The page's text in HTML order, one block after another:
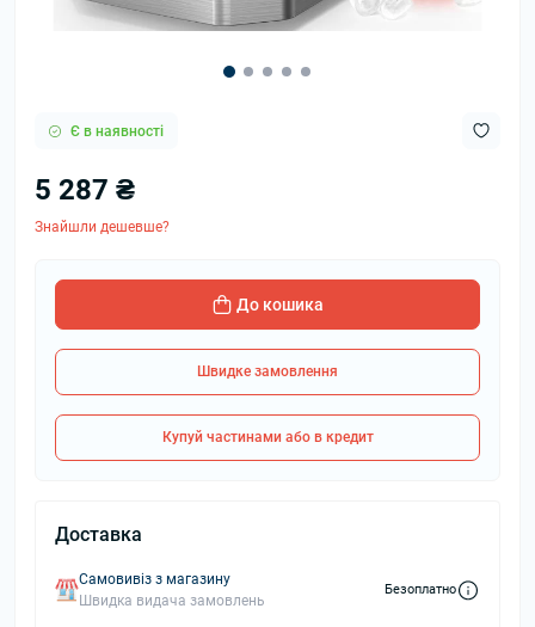
Є в наявності
5 287 ₴
Знайшли дешевше?
До кошика
Швидке замовлення
Купуй частинами або в кредит
Доставка
Самовивіз з магазину
Швидка видача замовлень
Безоплатно